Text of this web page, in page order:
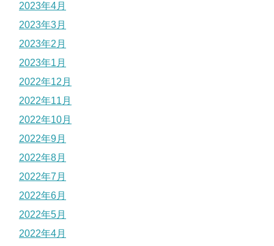
2023年4月
2023年3月
2023年2月
2023年1月
2022年12月
2022年11月
2022年10月
2022年9月
2022年8月
2022年7月
2022年6月
2022年5月
2022年4月